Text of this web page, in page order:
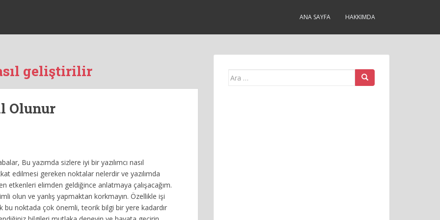
ANA SAYFA HAKKIMDA
geliştirilir
Olunur
Bu yazımda sizlere iyi bir yazılımcı nasıl
edilmesi gereken noktalar nelerdir ve yazılımda
etkenleri elimden geldiğince anlatmaya çalışacağım.
olun ve yanlış yapmaktan korkmayın. Özellikle işi
bu noktada çok önemli, teorik bilgi bir yere kadardır
Arama